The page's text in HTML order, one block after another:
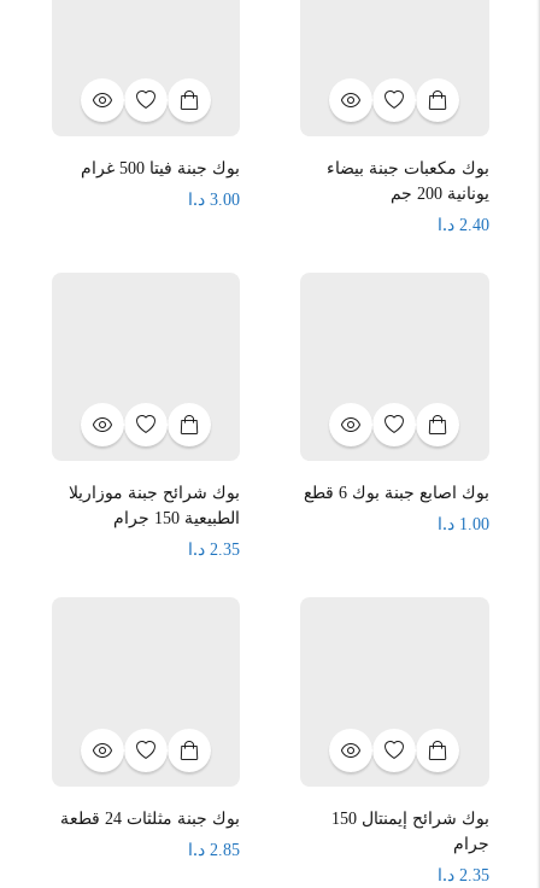
بوك مكعبات جبنة بيضاء
يونانية 200 جم
2.40 د.ا
بوك جبنة فيتا 500 غرام
3.00 د.ا
بوك اصابع جبنة بوك 6 قطع
1.00 د.ا
بوك شرائح جبنة موزاريلا
الطبيعية 150 جرام
2.35 د.ا
بوك شرائح إيمنتال 150
جرام
2.35 د.ا
بوك جبنة مثلثات 24 قطعة
2.85 د.ا